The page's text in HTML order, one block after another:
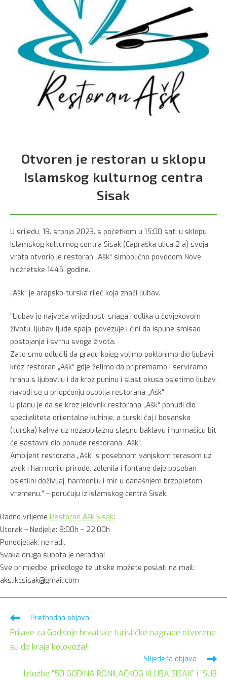
Otvoren je restoran u sklopu
Islamskog kulturnog centra
Sisak
U srijedu, 19. srpnja 2023. s početkom u 15:00 sati u sklopu
Islamskog kulturnog centra Sisak (Capraška ulica 2 a) svoja
vrata otvorio je restoran „Ašk“ simbolično povodom Nove
hidžretske 1445. godine.
„Ašk“ je arapsko-turska riječ koja znači ljubav.
“Ljubav je najveća vrijednost, snaga i odlika u čovjekovom
životu, ljubav ljude spaja, povezuje i čini da ispune smisao
postojanja i svrhu svoga života.
Zato smo odlučili da gradu kojeg volimo poklonimo dio ljubavi
kroz restoran „Ašk“ gdje želimo da pripremamo i serviramo
hranu s ljubavlju i da kroz puninu i slast okusa osjetimo ljubav,
navodi se u priopćenju osoblja restorana „Ašk“ .
U planu je da se kroz jelovnik restorana „Ašk“ ponudi dio
specijaliteta orijentalne kuhinje, a turski čaj i bosanska
(turska) kahva uz nezaobilaznu slasnu baklavu i hurmašicu bit
će sastavni dio ponude restorana „Ašk“.
Ambijent restorana „Ašk“ s posebnom vanjskom terasom uz
zvuk i harmoniju prirode, zelenila i fontane daje poseban
osjetilni doživljaj, harmoniju i mir u današnjem brzopletom
vremenu.” – poručuju iz Islamskog centra Sisak.
Radno vrijeme Restoran Ašk Sisak:
Utorak – Nedjelja: 8:00h – 22:00h
Ponedjeljak: ne radi.
Svaka druga subota je neradna!
Sve primjedbe, prijedloge te utiske možete poslati na mail:
aks.ikcsisak@gmail.com
Pročitaj
članaka
Prethodna objava
Prijave za Godišnje hrvatske turističke nagrade otvorene
su do kraja kolovoza!
Slijedeća objava
Izložbe ”50 GODINA RONILAČKOG KLUBA SISAK” i ”SUB